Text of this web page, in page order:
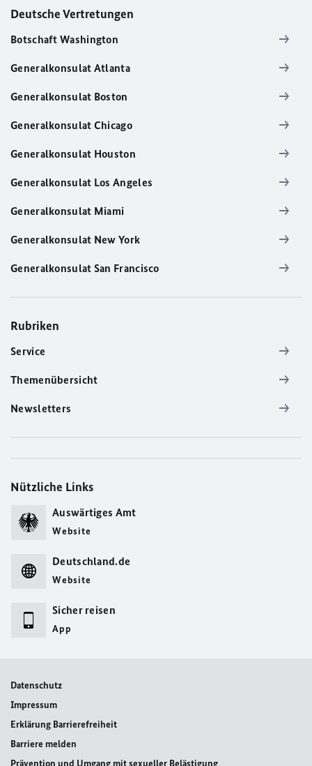
Deutsche Vertretungen
Botschaft Washington
Generalkonsulat Atlanta
Generalkonsulat Boston
Generalkonsulat Chicago
Generalkonsulat Houston
Generalkonsulat Los Angeles
Generalkonsulat Miami
Generalkonsulat New York
Generalkonsulat San Francisco
Rubriken
Service
Themenübersicht
Newsletters
Nützliche Links
Auswärtiges Amt
Website
Deutschland.de
Website
Sicher reisen
App
Datenschutz
Impressum
Erklärung Barrierefreiheit
Barriere melden
Prävention und Umgang mit sexueller Belästigung